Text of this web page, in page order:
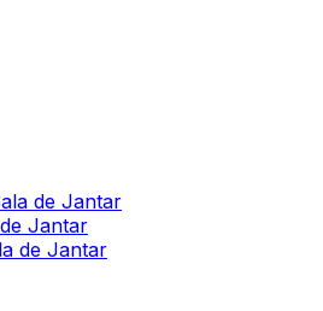
de Jantar
Jantar
de Jantar